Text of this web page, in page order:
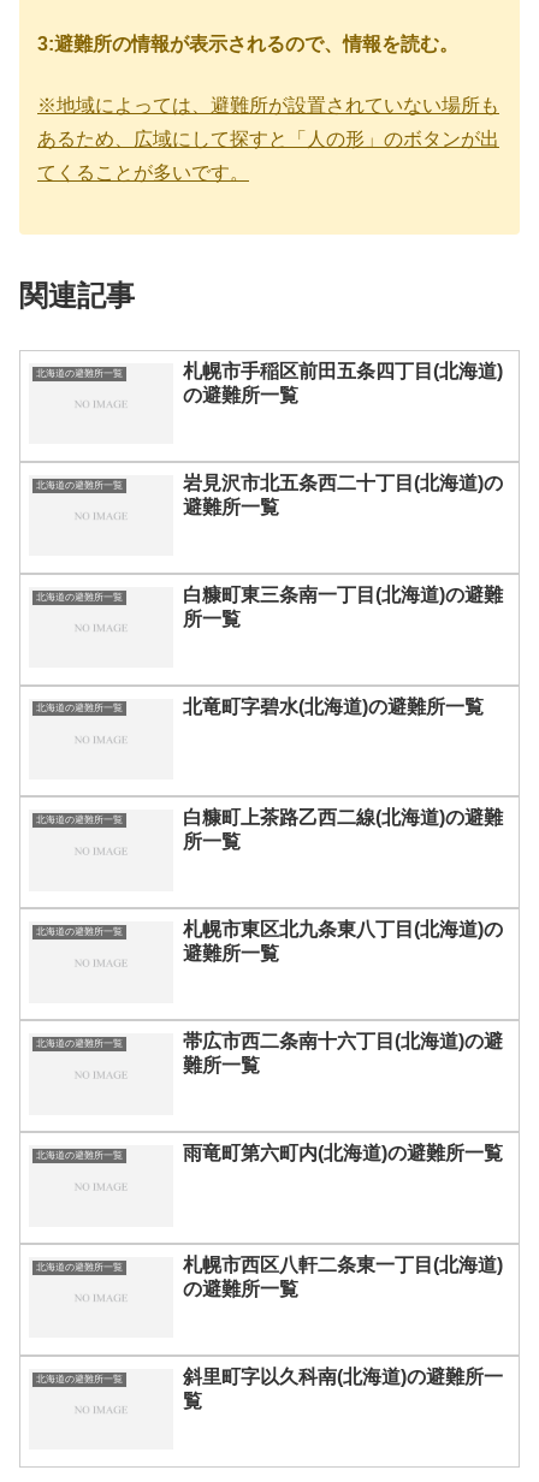
3:避難所の情報が表示されるので、情報を読む。
※地域によっては、避難所が設置されていない場所も
あるため、広域にして探すと「人の形」のボタンが出
てくることが多いです。
関連記事
北海道の避難所一覧
札幌市手稲区前田五条四丁目(北海道)
の避難所一覧
北海道の避難所一覧
岩見沢市北五条西二十丁目(北海道)の
避難所一覧
北海道の避難所一覧
白糠町東三条南一丁目(北海道)の避難
所一覧
北海道の避難所一覧 北竜町字碧水(北海道)の避難所一覧
北海道の避難所一覧
白糠町上茶路乙西二線(北海道)の避難
所一覧
北海道の避難所一覧
札幌市東区北九条東八丁目(北海道)の
避難所一覧
北海道の避難所一覧
帯広市西二条南十六丁目(北海道)の避
難所一覧
北海道の避難所一覧 雨竜町第六町内(北海道)の避難所一覧
北海道の避難所一覧
札幌市西区八軒二条東一丁目(北海道)
の避難所一覧
北海道の避難所一覧
斜里町字以久科南(北海道)の避難所一
覧